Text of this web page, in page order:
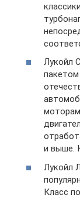
Лукойл
и выше.
Лукойл
Класс